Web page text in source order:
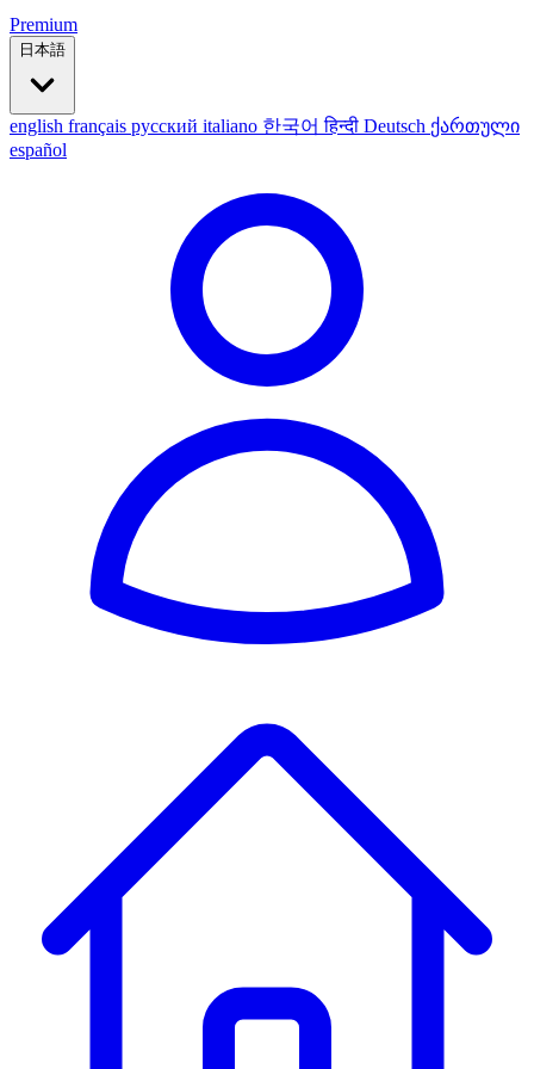
Premium
日本語
english français русский italiano 한국어हिन्दी Deutsch ქართული
español